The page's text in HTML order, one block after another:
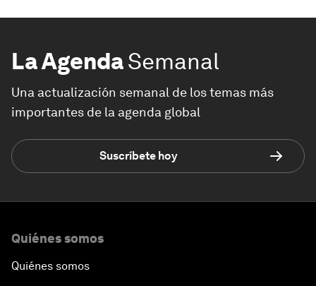
La AgendaSemanal
Una actualización semanal de los temas más
importantes de la agenda global
Suscríbete hoy
Quiénes somos
Quiénes somos